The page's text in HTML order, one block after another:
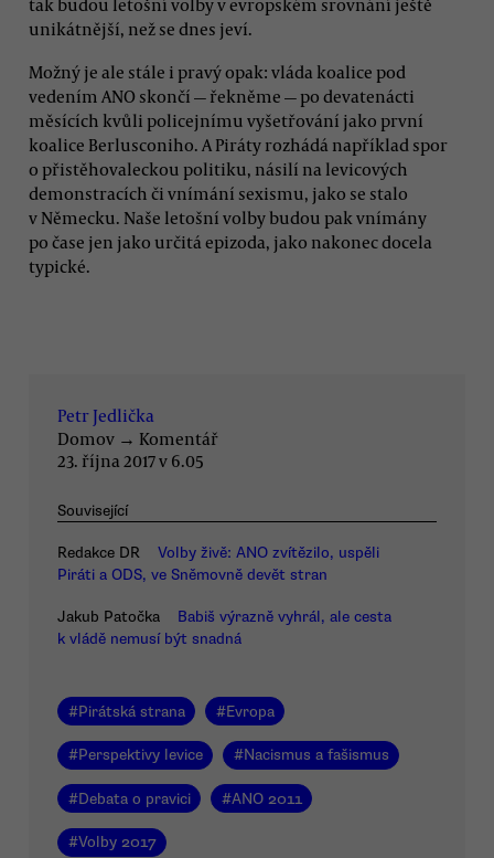
tak budou letošní volby v evropském srovnání ještě
unikátnější, než se dnes jeví.
Možný je ale stále i pravý opak: vláda koalice pod
vedením ANO skončí — řekněme — po devatenácti
měsících kvůli policejnímu vyšetřování jako první
koalice Berlusconiho. A Piráty rozhádá například spor
o přistěhovaleckou politiku, násilí na levicových
demonstracích či vnímání sexismu, jako se stalo
v Německu. Naše letošní volby budou pak vnímány
po čase jen jako určitá epizoda, jako nakonec docela
typické.
Petr Jedlička
Domov → Komentář
23. října 2017 v 6.05
Související
Redakce DR
Volby živě: ANO zvítězilo, uspěli
Piráti a ODS, ve Sněmovně devět stran
Jakub Patočka
Babiš výrazně vyhrál, ale cesta
k vládě nemusí být snadná
#Pirátská strana #Evropa
#Perspektivy levice #Nacismus a fašismus
#Debata o pravici #ANO 2011
#Volby 2017